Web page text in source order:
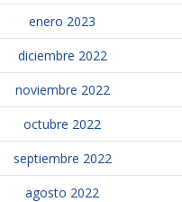
enero 2023
diciembre 2022
noviembre 2022
octubre 2022
septiembre 2022
agosto 2022